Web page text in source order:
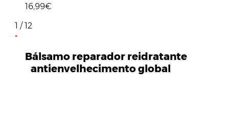
16,99€
1 / 12
Bálsamo reparador reidratante
antienvelhecimento global